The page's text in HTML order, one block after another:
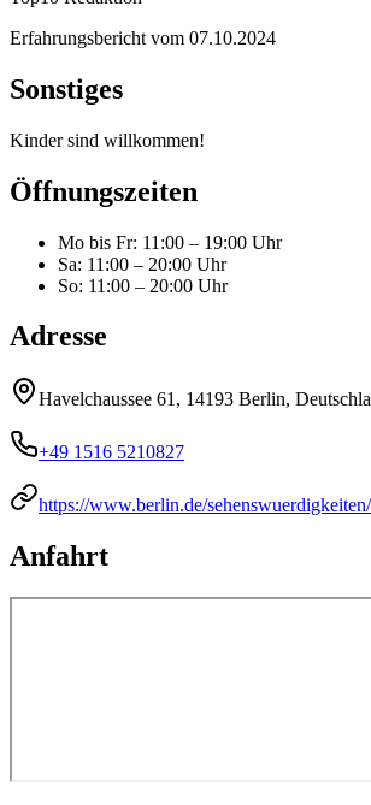
Erfahrungsbericht vom 07.10.2024
Sonstiges
Kinder sind willkommen!
Öffnungszeiten
Mo bis Fr: 11:00 – 19:00 Uhr
Sa: 11:00 – 20:00 Uhr
So: 11:00 – 20:00 Uhr
Adresse
Havelchaussee 61, 14193 Berlin,
+49 1516 5210827
https://www.berlin.de/
Anfahrt